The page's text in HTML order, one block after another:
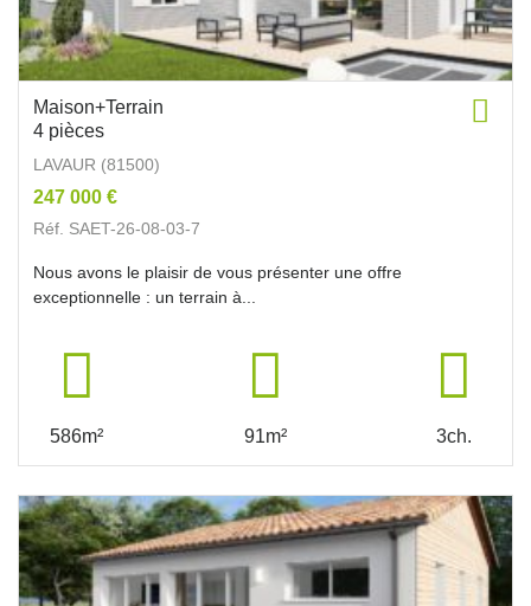
Maison+Terrain
4 pièces
LAVAUR (81500)
247 000 €
Réf. SAET-26-08-03-7
Nous avons le plaisir de vous présenter une offre
exceptionnelle : un terrain à...
586m² 91m² 3ch.